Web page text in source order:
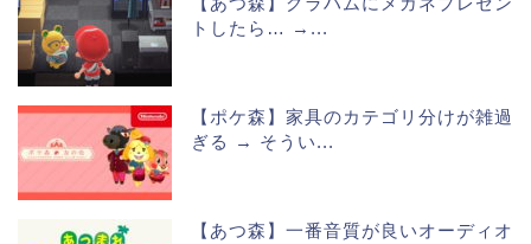
トしたら… →...
【ポケ森】家具のカテゴリ分けが雑過
ぎる → そうい...
【あつ森】一番音質が良いオーディオ